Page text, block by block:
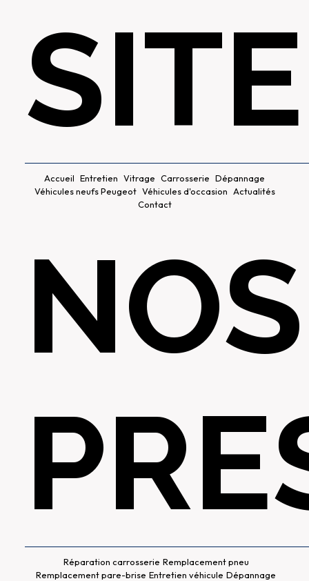
SITE
Accueil Entretien Vitrage Carrosserie Dépannage
Véhicules neufs Peugeot Véhicules d'occasion Actualités
Contact
NOS
Réparation carrosserie Remplacement pneu
Remplacement pare-brise Entretien véhicule Dépannage